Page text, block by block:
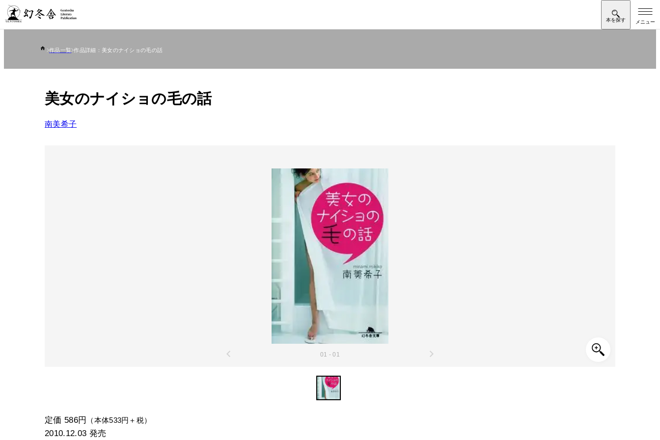
作品一覧 作品詳細：美女のナイショの毛の話
美女のナイショの毛の話
南美希子
01 - 01
定価 586円 （本体533円＋税）
2010.12.03 発売